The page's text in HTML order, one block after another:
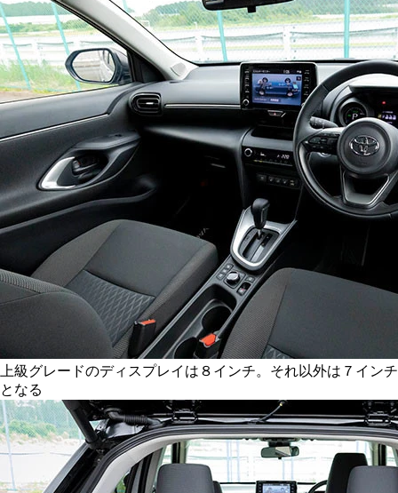
上級グレードのディスプレイは８インチ。それ以外は７インチ
となる